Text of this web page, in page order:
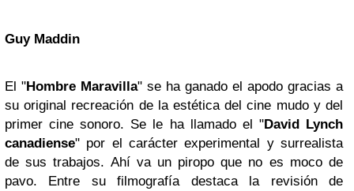
Guy Maddin
El "Hombre Maravilla" se ha ganado el apodo gracias a
su original recreación de la estética del cine mudo y del
primer cine sonoro. Se le ha llamado el "David Lynch
canadiense" por el carácter experimental y surrealista
de sus trabajos. Ahí va un piropo que no es moco de
pavo. Entre su filmografía destaca la revisión de